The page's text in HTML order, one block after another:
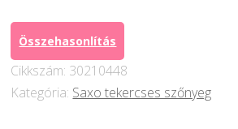
középzöld
mennyiség
Összehasonlítás
Cikkszám: 30210448
Kategória: Saxo tekercses szőnyeg